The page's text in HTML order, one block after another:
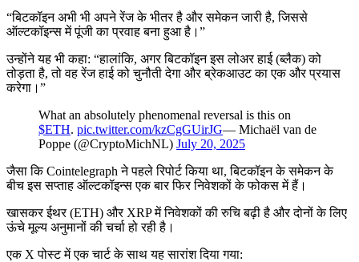
“बिटकॉइन अभी भी अपने रेंज के भीतर है और समेकन जारी है, जिससे
ऑल्टकॉइन्स में पूंजी का प्रवाह बना हुआ है।”
उन्होंने यह भी कहा: “हालांकि, अगर बिटकॉइन इस लोअर हाई (ब्लैक) को
तोड़ता है, तो वह रेंज हाई को चुनौती देगा और ब्रेकआउट का एक और प्रयास
करेगा।”
What an absolutely phenomenal reversal is this on
$ETH. pic.twitter.com/kzCgGUirJG— Michaël van de
Poppe (@CryptoMichNL) July 20, 2025
जैसा कि Cointelegraph ने पहले रिपोर्ट किया था, बिटकॉइन के समेकन के
बीच इस सप्ताह ऑल्टकॉइन्स एक बार फिर निवेशकों के फोकस में हैं।
खासकर ईथर (ETH) और XRP में निवेशकों की रुचि बढ़ी है और दोनों के लिए
ऊंचे मूल्य अनुमानों की चर्चा हो रही है।
एक X पोस्ट में एक चार्ट के साथ यह सारांश दिया गया: